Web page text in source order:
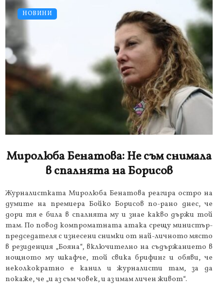
НОВИНИ
Миролюба Бенатова: Не съм снимала
в спалнята на Борисов
Журналистката Миролюба Бенатова реагира остро на
думите на премиера Бойко Борисов по-рано днес, че
дори тя е била в спалнята му и знае какво държи той
там. По повод компроматната атака срещу министър-
председателя с изнесени снимки от най-личното място
в резиденция „Бояна“, включително на съдържанието в
нощното му шкафче, той свика брифинг и обяви, че
неколкократно е канил и журналисти там, за да
покаже, че „и аз съм човек, и аз имам личен живот“.